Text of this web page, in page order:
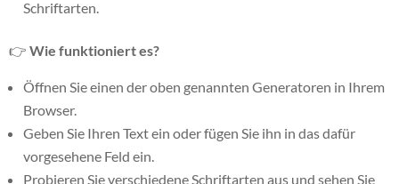
Schriftarten.
👉 Wie funktioniert es?
Öffnen Sie einen der oben genannten Generatoren in Ihrem
Browser.
Geben Sie Ihren Text ein oder fügen Sie ihn in das dafür
vorgesehene Feld ein.
Probieren Sie verschiedene Schriftarten aus und sehen Sie